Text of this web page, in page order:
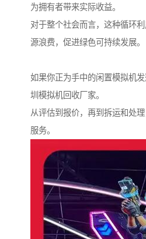
为拥有者带来实际收益。
对于整个社会而言，这种循环
源浪费，促进绿色可持续发展。
如果你正为手中的闲置模拟机
圳模拟机回收厂家。
从评估到报价，再到拆运和处
服务。